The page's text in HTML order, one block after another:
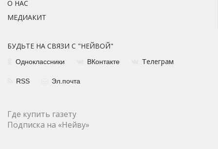
О НАС
МЕДИАКИТ
БУДЬТЕ НА СВЯЗИ С "НЕЙВОЙ"
Одноклассники ВКонтакте Телеграм
RSS Эл.почта
Где купить газету
Подписка на «Нейву»